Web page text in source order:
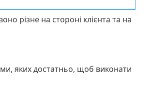
різне на стороні клієнта та на
яких достатньо, щоб виконати